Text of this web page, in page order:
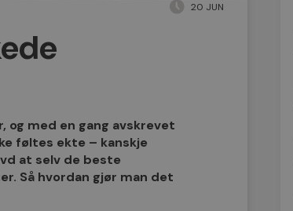
20 JUN
med en gang avskrevet
føltes ekte – kanskje
at selv de beste
Så hvordan gjør man det